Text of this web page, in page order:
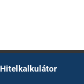
Hitelkalkulátor